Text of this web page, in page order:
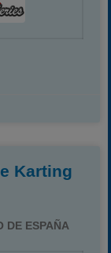
Karting
DE ESPAÑA